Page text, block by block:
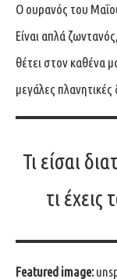
Ο ουρανός του
Είναι απλά
θέτει στον καθένα
μεγάλες πλανητικές
Τι είσαι
τι έχεις
Featured image: